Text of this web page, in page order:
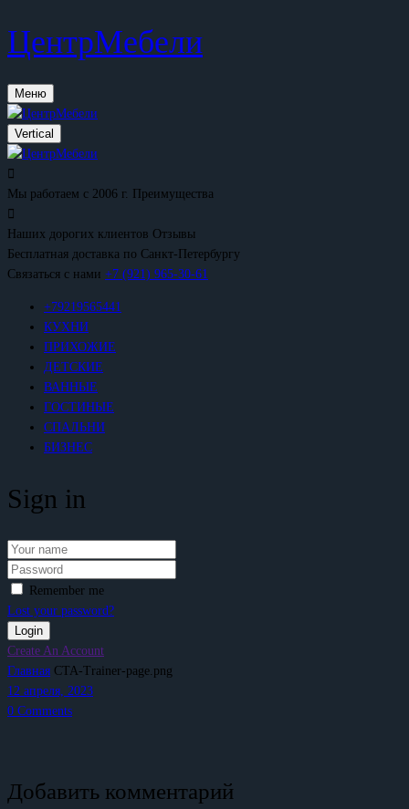
ЦентрМебели
Меню
Vertical
Мы работаем с 2006 г. Преимущества
Наших дорогих клиентов Отзывы
Бесплатная доставка по Санкт-Петербургу
Связаться с нами +7 (921) 965-30-61
+79219565441
КУХНИ
ПРИХОЖИЕ
ДЕТСКИЕ
ВАННЫЕ
ГОСТИНЫЕ
СПАЛЬНИ
БИЗНЕС
Sign in
Remember me
Lost your password?
Create An Account
Главная CTA-Trainer-page.png
12 апреля, 2023
0 Comments
Добавить комментарий